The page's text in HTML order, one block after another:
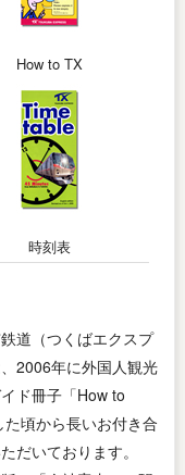
How to TX
時刻表
道（つくばエクスプ
2006年に外国人観光
ド冊子「How to
頃から長いお付き合
だいております。